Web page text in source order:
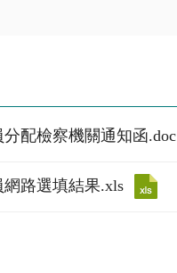
配檢察機關通知函.doc
路選填結果.xls